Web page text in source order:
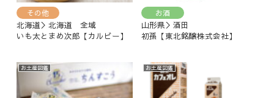
その他
北海道＞北海道 全域
いも太とまめ次郎【カルビー】
お酒
山形県＞酒田
初孫【東北銘醸株式会社】
お土産図鑑 お土産図鑑